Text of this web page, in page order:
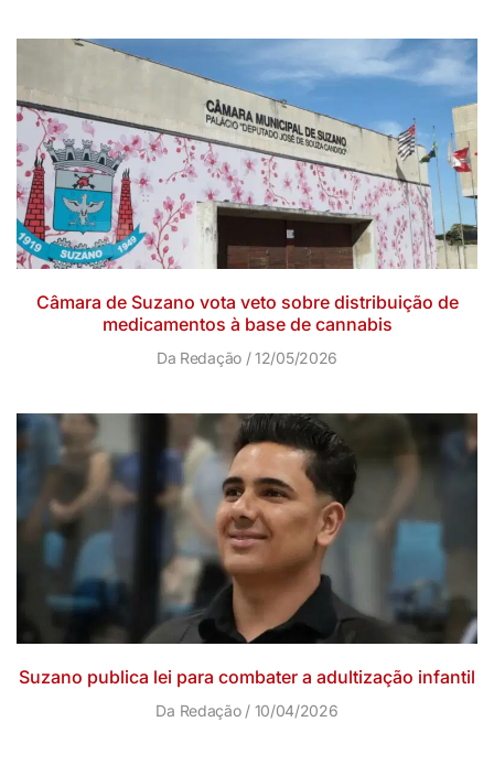
Câmara de Suzano vota veto sobre distribuição de
medicamentos à base de cannabis
Da Redação 12/05/2026
Suzano publica lei para combater a adultização infantil
Da Redação 10/04/2026